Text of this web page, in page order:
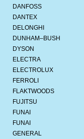
DANFOSS
DANTEX
DELONGHI
DUNHAM–BUSH
DYSON
ELECTRA
ELECTROLUX
FERROLI
FLAKTWOODS
FUJITSU
FUNAI
FUNAI
GENERAL